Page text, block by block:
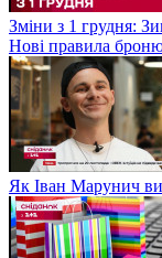
Зміни з 1 грудня:
Нові правила
Як Іван Марунич